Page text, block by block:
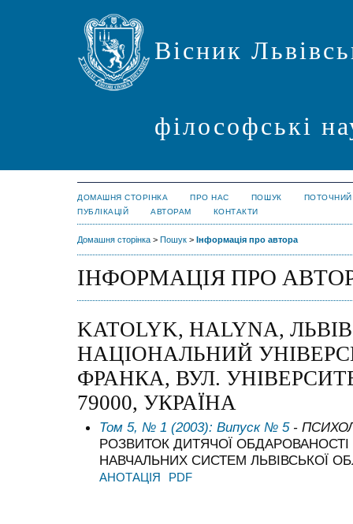
Вісник
філософські
ДОМАШНЯ СТОРІНКА ПРО НАС ПОШУК
ПОТОЧНИЙ
ПУБЛІКАЦІЙ
АВТОРАМ КОНТАКТИ
Домашня сторінка > Пошук > Інформація про автора
ІНФОРМАЦІЯ ПРО
KATOLYK, HALYNA,
НАЦІОНАЛЬНИЙ
ФРАНКА, ВУЛ.
79000, УКРАЇНА
Том 5, № 1 (2003): Випуск № 5-
РОЗВИТОК ДИТЯЧОЇ ОБДАРОВАНОСТІ
НАВЧАЛЬНИХ СИСТЕМ ЛЬВІВСЬКОЇ
АНОТАЦІЯ PDF